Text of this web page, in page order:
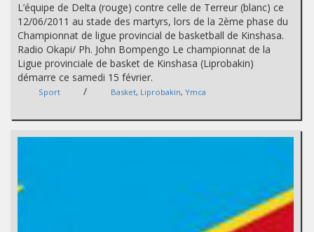
L’équipe de Delta (rouge) contre celle de Terreur (blanc) ce
12/06/2011 au stade des martyrs, lors de la 2ème phase du
Championnat de ligue provincial de basketball de Kinshasa.
Radio Okapi/ Ph. John Bompengo Le championnat de la
Ligue provinciale de basket de Kinshasa (Liprobakin)
démarre ce samedi 15 février.
Sport / Basket, Liprobakin, Ymca